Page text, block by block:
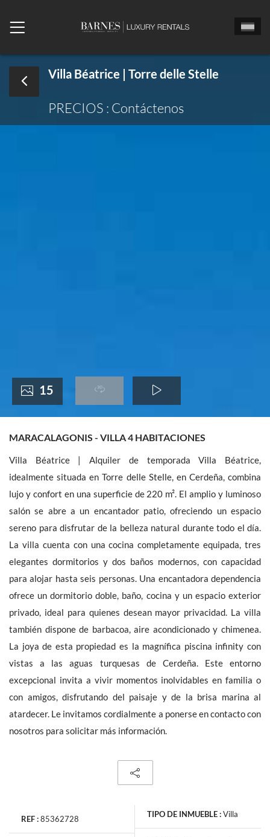
Villa Béatrice | Torre delle Stelle
PRECIOS : Contáctenos
15
MARACALAGONIS - VILLA 4 HABITACIONES
Villa Béatrice | Alquiler de temporada Villa Béatrice,
idealmente situada en Torre delle Stelle, en Cerdeña, combina
lujo y confort en una superficie de 220 m². El amplio y luminoso
salón se abre a un encantador patio, ofreciendo un espacio
sereno para disfrutar de la belleza natural durante todo el día.
La villa cuenta con una cocina completamente equipada, tres
elegantes dormitorios y dos baños modernos, con capacidad
para alojar hasta seis personas. Una encantadora dependencia
ofrece un dormitorio doble, baño, cocina y un espacio exterior
privado, ideal para quienes desean mayor privacidad. La villa
también dispone de barbacoa, aire acondicionado y chimenea.
La joya de esta propiedad es la magnífica piscina infinity con
vistas a las aguas turquesas de Cerdeña. Este entorno
excepcional invita a vivir momentos inolvidables en familia o
con amigos, disfrutando del paisaje y de la brisa marina al
atardecer. Le invitamos cordialmente a ponerse en contacto con
nosotros para solicitar más información.
REF :85362728 TIPO DE INMUEBLE :Villa
Señor Señora
Sta
Fecha de llegada
France +(33)
La información recabada es necesaria para la tramitación de su
solicitud. También pueden consultar nuestra Política de
Protección de Datos de Carácter Personalsi hace clic en este
vinculo . En todo momento dispone de un derecho de acceso, de
modificación, de rectificación y supresión.
Recibe noticias anuncios similares